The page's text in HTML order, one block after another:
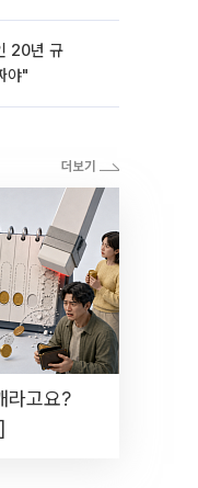
20년 규
야"
라고요?